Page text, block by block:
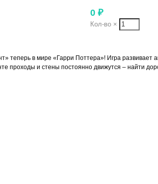
0 ₽
Кол-во ×
теперь в мире «Гарри Поттера»! Игра развивает
проходы и стены постоянно движутся – найти